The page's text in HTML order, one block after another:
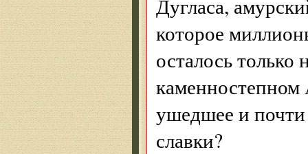
Дугласа,
которое
осталось только
каменностепном
ушедшее и почти
славки?